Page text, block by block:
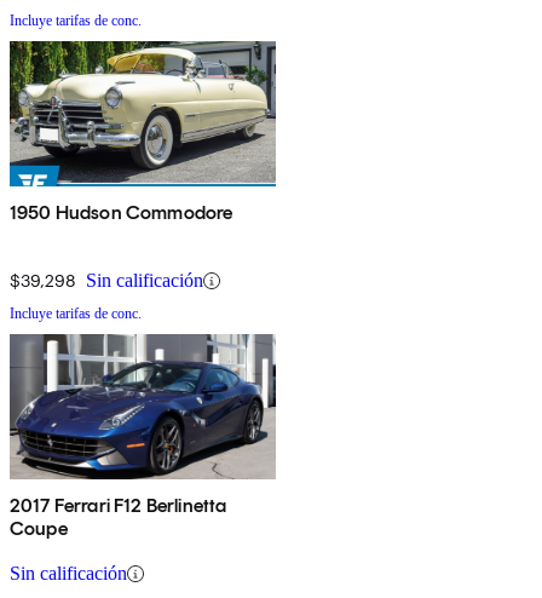
Incluye tarifas de conc.
1950 Hudson Commodore
$39,298 Sin calificación
Incluye tarifas de conc.
2017 Ferrari F12 Berlinetta
Coupe
Sin calificación